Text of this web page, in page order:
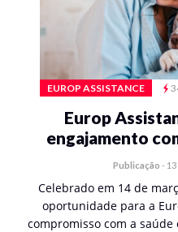
EUROP ASSISTANCE
Europ
engajamento
Publicação -
Celebrado em 14 de
oportunidade para a
compromisso com a